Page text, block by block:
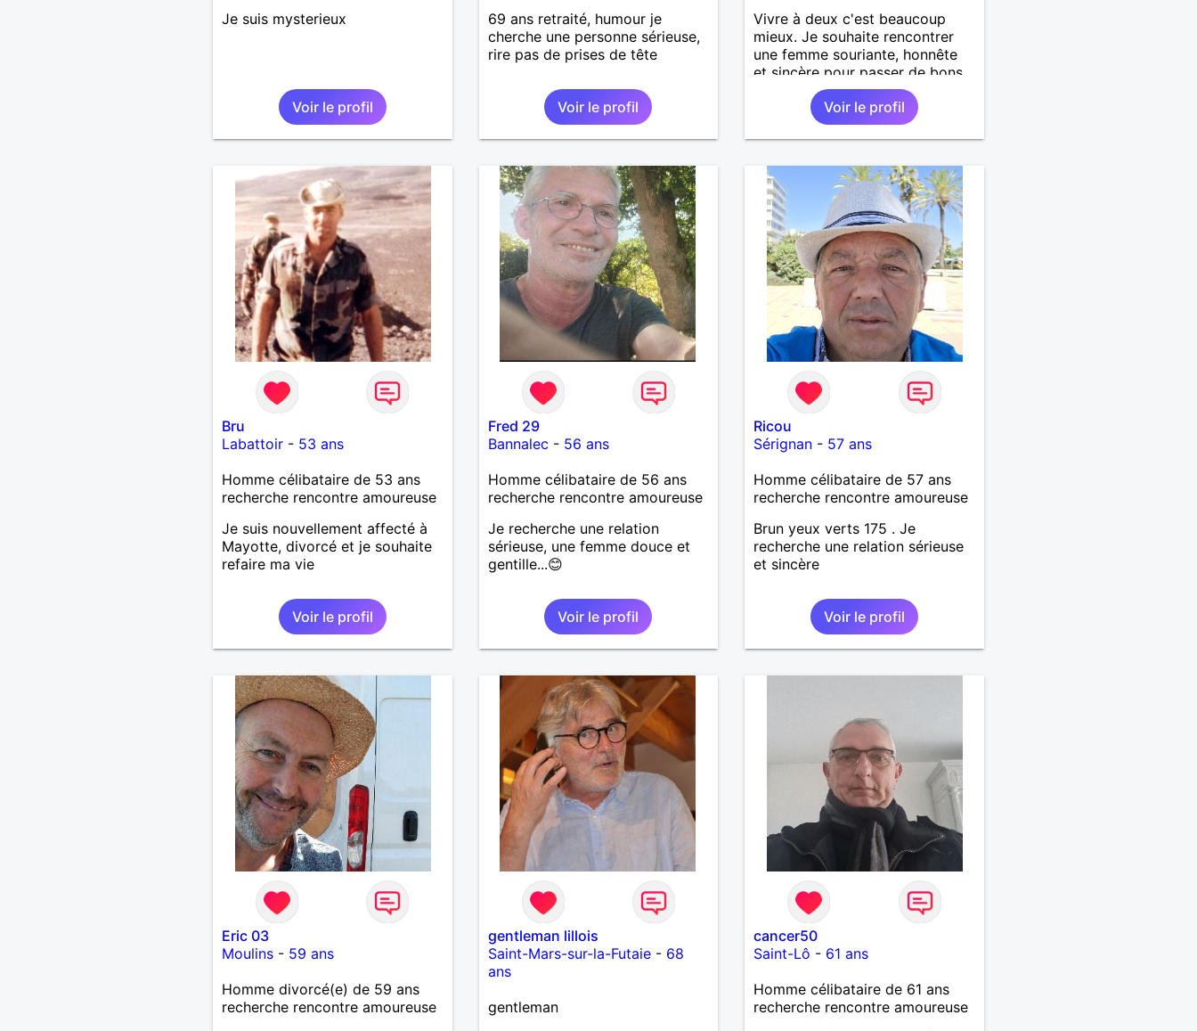
Je suis mysterieux
Voir le profil
69 ans retraité, humour je
cherche une personne sérieuse,
rire pas de prises de tête
Voir le profil
Vivre à deux c'est beaucoup
mieux. Je souhaite rencontrer
une femme souriante, honnête
et sincère pour passer de bons
moments, qui aime plaisanter, se
balader et partager, je le
souhaite, notre complicité.
J'aime beaucoup les chantiers
se relaxer, se détendre et
finalement prendre du bon
temps. C'est difficile de tout
dire en quelques lignes. En
revanche, vous pouvez me
contacter pour avoir plus
d'informations. A bientôt
Voir le profil
Bru
Labattoir- 53 ans
Homme célibataire de 53 ans
recherche rencontre amoureuse
Je suis nouvellement affecté à
Mayotte, divorcé et je souhaite
refaire ma vie
Voir le profil
Fred 29
Bannalec - 56 ans
Homme célibataire de 56 ans
recherche rencontre amoureuse
Je recherche une relation
sérieuse, une femme douce et
gentille...😊
Voir le profil
Ricou
Sérignan - 57 ans
Homme célibataire de 57 ans
recherche rencontre amoureuse
Brun yeux verts 175 . Je
recherche une relation sérieuse
et sincère
Voir le profil
Eric 03
Moulins- 59 ans
Homme divorcé(e) de 59 ans
recherche rencontre amoureuse
gentleman lillois
Saint-Mars-sur-la-Futaie- 68
ans
gentleman
cancer50
Saint-Lô - 61 ans
Homme célibataire de 61 ans
recherche rencontre amoureuse